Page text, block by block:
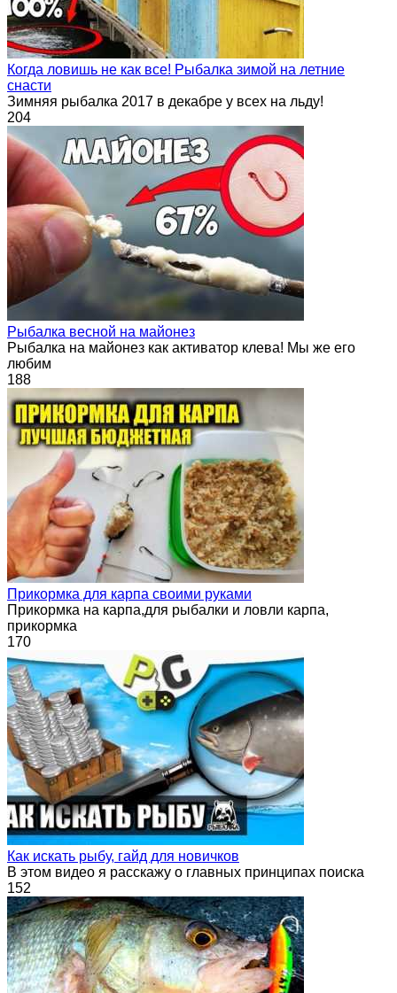
Когда ловишь не как все! Рыбалка зимой на летние
снасти
Зимняя рыбалка 2017 в декабре у всех на льду!
204
Рыбалка весной на майонез
Рыбалка на майонез как активатор клева! Мы же его
любим
188
Прикормка для карпа своими руками
Прикормка на карпа,для рыбалки и ловли карпа,
прикормка
170
Как искать рыбу, гайд для новичков
В этом видео я расскажу о главных принципах поиска
152